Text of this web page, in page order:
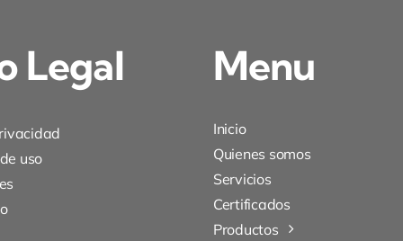
Legal
uso
Menu
Inicio
Quienes somos
Servicios
Certificados
Productos